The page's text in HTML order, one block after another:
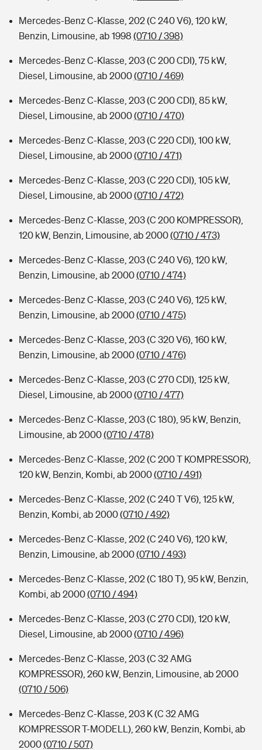
Mercedes-Benz C-Klasse, 202 (C 240 V6), 120 kW,
Benzin, Limousine, ab 1998 (0710 / 398)
Mercedes-Benz C-Klasse, 203 (C 200 CDI), 75 kW,
Diesel, Limousine, ab 2000(0710 / 469)
Mercedes-Benz C-Klasse, 203 (C 200 CDI), 85 kW,
Diesel, Limousine, ab 2000(0710 / 470)
Mercedes-Benz C-Klasse, 203 (C 220 CDI), 100 kW,
Diesel, Limousine, ab 2000(0710 / 471)
Mercedes-Benz C-Klasse, 203 (C 220 CDI), 105 kW,
Diesel, Limousine, ab 2000(0710 / 472)
Mercedes-Benz C-Klasse, 203 (C 200 KOMPRESSOR),
120 kW, Benzin, Limousine, ab 2000(0710 / 473)
Mercedes-Benz C-Klasse, 203 (C 240 V6), 120 kW,
Benzin, Limousine, ab 2000(0710 / 474)
Mercedes-Benz C-Klasse, 203 (C 240 V6), 125 kW,
Benzin, Limousine, ab 2000(0710 / 475)
Mercedes-Benz C-Klasse, 203 (C 320 V6), 160 kW,
Benzin, Limousine, ab 2000(0710 / 476)
Mercedes-Benz C-Klasse, 203 (C 270 CDI), 125 kW,
Diesel, Limousine, ab 2000(0710 / 477)
Mercedes-Benz C-Klasse, 203 (C 180), 95 kW, Benzin,
Limousine, ab 2000(0710 / 478)
Mercedes-Benz C-Klasse, 202 (C 200 T KOMPRESSOR),
120 kW, Benzin, Kombi, ab 2000(0710 / 491)
Mercedes-Benz C-Klasse, 202 (C 240 T V6), 125 kW,
Benzin, Kombi, ab 2000(0710 / 492)
Mercedes-Benz C-Klasse, 202 (C 240 V6), 120 kW,
Benzin, Limousine, ab 2000(0710 / 493)
Mercedes-Benz C-Klasse, 202 (C 180 T), 95 kW, Benzin,
Kombi, ab 2000(0710 / 494)
Mercedes-Benz C-Klasse, 203 (C 270 CDI), 120 kW,
Diesel, Limousine, ab 2000(0710 / 496)
Mercedes-Benz C-Klasse, 203 (C 32 AMG
KOMPRESSOR), 260 kW, Benzin, Limousine, ab 2000
(0710 / 506)
Mercedes-Benz C-Klasse, 203 K (C 32 AMG
KOMPRESSOR T-MODELL), 260 kW, Benzin, Kombi, ab
2000(0710 / 507)